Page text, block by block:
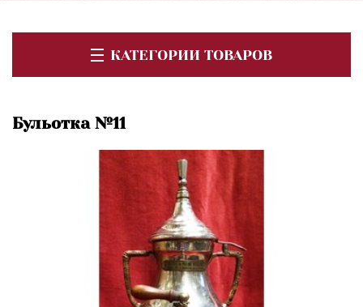
КАТЕГОРИИ ТОВАРОВ
Бульотка №11